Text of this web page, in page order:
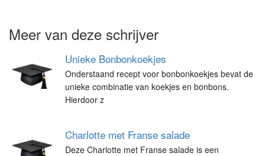
Meer van deze schrijver
Unieke Bonbonkoekjes
Onderstaand recept voor bonbonkoekjes bevat de
unieke combinatie van koekjes en bonbons.
Hierdoor z
Charlotte met Franse salade
Deze Charlotte met Franse salade is een